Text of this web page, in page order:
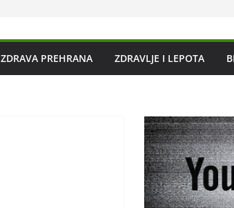
ZDRAVA PREHRANA ZDRAVLJE I LEPOTA